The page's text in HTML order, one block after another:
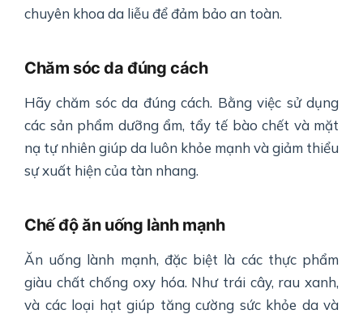
chuyên khoa da liễu để đảm bảo an toàn.
Chăm sóc da đúng cách
Hãy chăm sóc da đúng cách. Bằng việc sử dụng
các sản phẩm dưỡng ẩm, tẩy tế bào chết và mặt
nạ tự nhiên giúp da luôn khỏe mạnh và giảm thiểu
sự xuất hiện của tàn nhang.
Chế độ ăn uống lành mạnh
Ăn uống lành mạnh, đặc biệt là các thực phẩm
giàu chất chống oxy hóa. Như trái cây, rau xanh,
và các loại hạt giúp tăng cường sức khỏe da và